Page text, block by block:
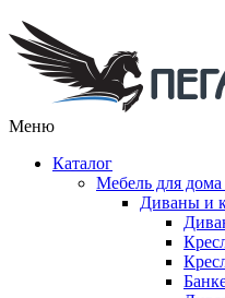
Меню
Каталог
Мебель для дома
Диваны и